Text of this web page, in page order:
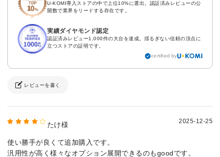
U-KOMI導入ストアの中で上位10%に選出。認証済みレビューの公
開数で業界をリードする存在です。
実績ダイヤモンド認定
認証済みレビュー1,000件の大台を達成。揺るぎない信頼の頂点に
立つストアの証明です。
certified by
レビューを書く
たけ様 2025-12-25
使い勝手が良くて追加購入です。
汎用性が高く様々なオプション展開できるのもgoodです。